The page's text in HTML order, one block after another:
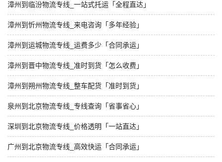
漳州到临汾物流专线_一站式托运「全程直达」
漳州到忻州物流专线_来电咨询「多年经验」
漳州到运城物流专线_运费多少「合同承运」
漳州到晋中物流专线_准时到货「怎么收费」
漳州到朔州物流专线_整车配货「准时到货」
泉州到北京物流专线_专线查询「省事省心」
深圳到北京物流专线_价格透明「一站直达」
广州到北京物流专线_高效快运「合同承运」